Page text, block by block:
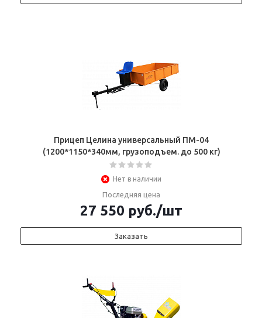
Прицеп Целина универсальный ПМ-04
(1200*1150*340мм, грузоподъем. до 500 кг)
Нет в наличии
Последняя цена
27 550 руб./шт
Заказать